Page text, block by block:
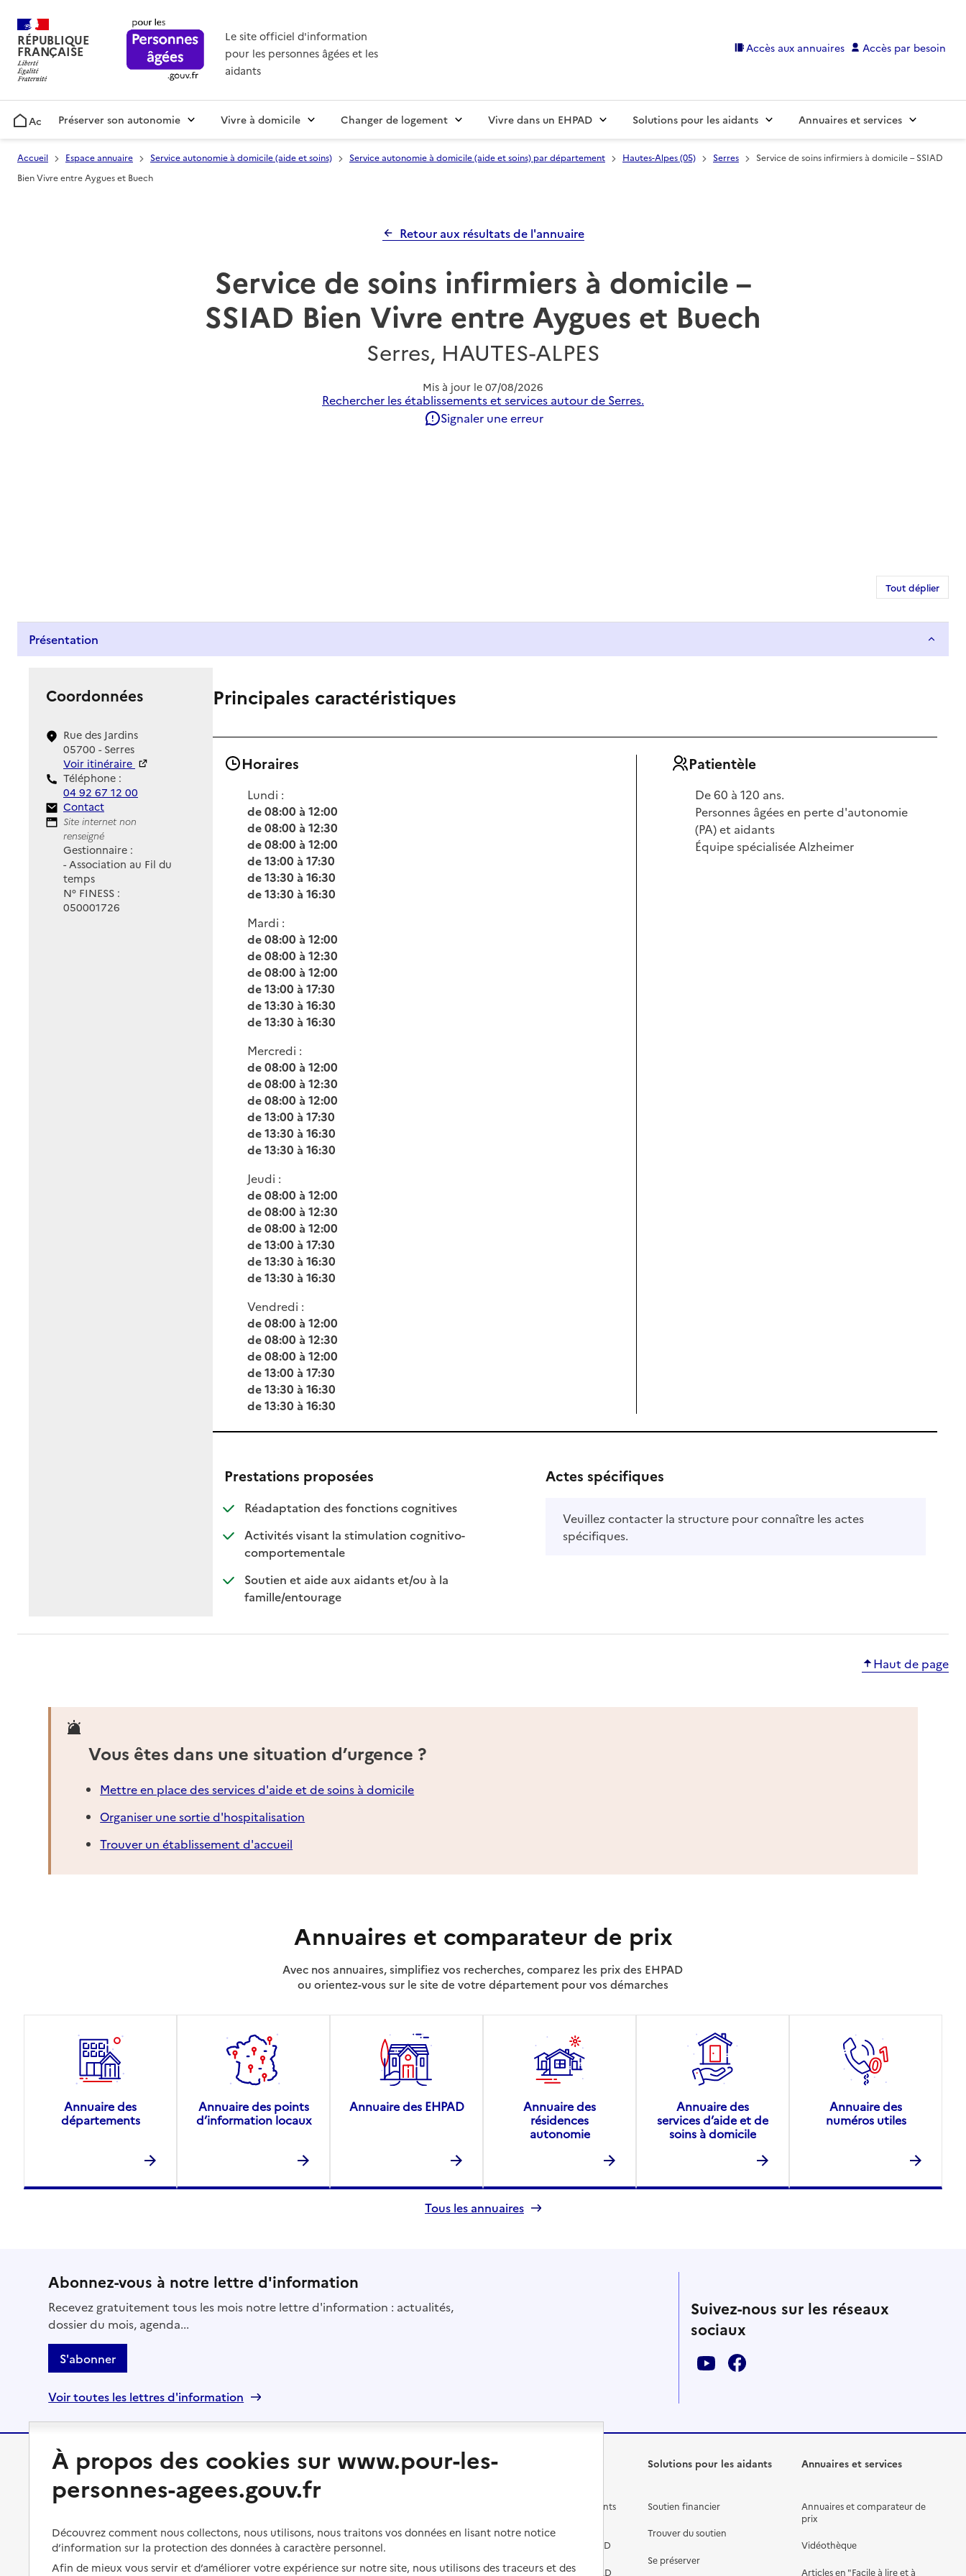
RÉPUBLIQUE
FRANÇAISE
Le site officiel d'information
pour les personnes âgées et les
aidants
Accès aux annuaires Accès par besoin
AccueilPréserver son autonomie Vivre à domicile Changer de logement Vivre dans un EHPAD Solutions pour les aidants Annuaires et services
Accueil Espace annuaire Service autonomie à domicile (aide et soins) Service autonomie à domicile (aide et soins) par département Hautes-Alpes (05) Serres
Service de soins infirmiers à domicile – SSIAD
Bien Vivre entre Aygues et Buech
Retour aux résultats de l'annuaire
Service de soins infirmiers à domicile –
SSIAD Bien Vivre entre Aygues et Buech
Serres, HAUTES-ALPES
Mis à jour le 07/08/2026
Rechercher les établissements et services autour de Serres.
Signaler une erreur
Tout déplier
Présentation
Coordonnées
Rue des Jardins
05700 - Serres
Voir itinéraire
Téléphone :
04 92 67 12 00
Contact
Contact
Site Internet
Site internet non
renseigné
Gestionnaire :
- Association au Fil du
temps
N° FINESS :
050001726
Principales caractéristiques
Horaires
Lundi :
de 08:00 à 12:00
de 08:00 à 12:30
de 08:00 à 12:00
de 13:00 à 17:30
de 13:30 à 16:30
de 13:30 à 16:30
Mardi :
de 08:00 à 12:00
de 08:00 à 12:30
de 08:00 à 12:00
de 13:00 à 17:30
de 13:30 à 16:30
de 13:30 à 16:30
Mercredi :
de 08:00 à 12:00
de 08:00 à 12:30
de 08:00 à 12:00
de 13:00 à 17:30
de 13:30 à 16:30
de 13:30 à 16:30
Jeudi :
de 08:00 à 12:00
de 08:00 à 12:30
de 08:00 à 12:00
de 13:00 à 17:30
de 13:30 à 16:30
de 13:30 à 16:30
Vendredi :
de 08:00 à 12:00
de 08:00 à 12:30
de 08:00 à 12:00
de 13:00 à 17:30
de 13:30 à 16:30
de 13:30 à 16:30
Patientèle
De 60 à 120 ans.
Personnes âgées en perte d'autonomie
(PA) et aidants
Équipe spécialisée Alzheimer
Prestations proposées
Réadaptation des fonctions cognitives: disponible
: non disponible
Activités visant la stimulation cognitivo-
comportementale: disponible
: non disponible
Soutien et aide aux aidants et/ou à la
famille/entourage: disponible
: non disponible
Actes spécifiques
Veuillez contacter la structure pour connaître les actes
spécifiques.
Haut de page
Vous êtes dans une situation d’urgence ?
Mettre en place des services d'aide et de soins à domicile
Organiser une sortie d'hospitalisation
Trouver un établissement d'accueil
Annuaires et comparateur de prix
Avec nos annuaires, simplifiez vos recherches, comparez les prix des EHPAD
ou orientez-vous sur le site de votre département pour vos démarches
Annuaire des
départements
Annuaire des points
d’information locaux
Annuaire des EHPAD
Annuaire des
résidences
autonomie
Annuaire des
services d’aide et de
soins à domicile
Annuaire des
numéros utiles
Tous les annuaires
Abonnez-vous à notre lettre d'information
Recevez gratuitement tous les mois notre lettre d'information : actualités,
dossier du mois, agenda...
S'abonner
Voir toutes les lettres d'information
Suivez-nous sur les réseaux
sociaux
Préserver son autonomie
Perte d'autonomie : évaluation
Aménager son logement et
Vivre à domicile
Bénéficier d'aide à domicile
Bénéficier de soins à domicile
Changer de logement
Vivre dans une résidence avec
services pour seniors
Vivre chez un proche
Vivre dans un EHPAD
Les différents établissements
Préparer l'entrée en EHPAD
Aides financières en EHPAD
Solutions pour les aidants
Soutien financier
Trouver du soutien
Se préserver
Annuaires et services
Annuaires et comparateur de
prix
Vidéothèque
Articles en "Facile à lire et à
À propos des cookies sur www.pour-les-
personnes-agees.gouv.fr
Découvrez comment nous collectons, nous utilisons, nous traitons vos données en lisant notre notice
d’information sur la protection des données à caractère personnel.
Afin de mieux vous servir et d’améliorer votre expérience sur notre site, nous utilisons des traceurs et des